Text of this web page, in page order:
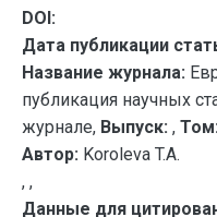
DOI:
Дата публикации
Название журнала:
публикация научных
журнале, Выпуск: , Том:
Автор: Koroleva T.A.
, ,
Данные для